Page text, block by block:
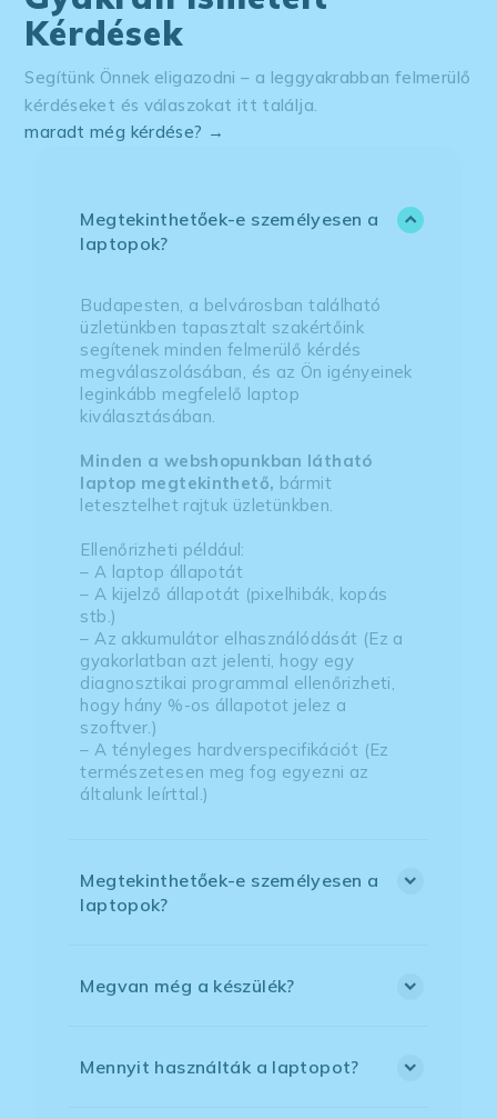
Kérdések
Segítünk Önnek eligazodni – a leggyakrabban felmerülő
kérdéseket és válaszokat itt találja.
maradt még kérdése? →
Megtekinthetőek-e személyesen a
laptopok?
Budapesten, a belvárosban található
üzletünkben tapasztalt szakértőink
segítenek minden felmerülő kérdés
megválaszolásában, és az Ön igényeinek
leginkább megfelelő laptop
kiválasztásában.
Minden a webshopunkban látható
laptop megtekinthető, bármit
letesztelhet rajtuk üzletünkben.
Ellenőrizheti például:
– A laptop állapotát
– A kijelző állapotát (pixelhibák, kopás
stb.)
– Az akkumulátor elhasználódását (Ez a
gyakorlatban azt jelenti, hogy egy
diagnosztikai programmal ellenőrizheti,
hogy hány %-os állapotot jelez a
szoftver.)
– A tényleges hardverspecifikációt (Ez
természetesen meg fog egyezni az
általunk leírttal.)
Megtekinthetőek-e személyesen a
laptopok?
Megvan még a készülék?
Mennyit használták a laptopot?